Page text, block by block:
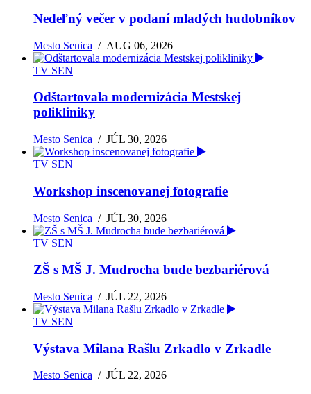
Nedeľný večer v podaní mladých hudobníkov
Mesto Senica /AUG 06, 2026
TV SEN
Odštartovala modernizácia Mestskej
polikliniky
Mesto Senica /JÚL 30, 2026
TV SEN
Workshop inscenovanej fotografie
Mesto Senica /JÚL 30, 2026
TV SEN
ZŠ s MŠ J. Mudrocha bude bezbariérová
Mesto Senica /JÚL 22, 2026
TV SEN
Výstava Milana Rašlu Zrkadlo v Zrkadle
Mesto Senica /JÚL 22, 2026